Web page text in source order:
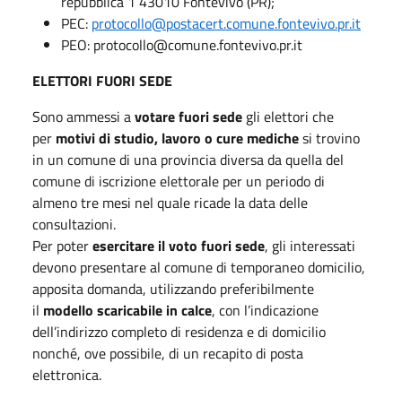
PEC: protocollo@postacert.comune.fontevivo.pr.it
PEO: protocollo@comune.fontevivo.pr.it
ELETTORI FUORI SEDE
Sono ammessi avotare fuori sede gli elettori che
per motivi di studio, lavoro o cure medichesi trovino
in un comune di una provincia diversa da quella del
comune di iscrizione elettorale per un periodo di
almeno tre mesi nel quale ricade la data delle
consultazioni.
Per poteresercitare il voto fuori sede, gli interessati
devono presentare al comune di temporaneo domicilio,
apposita domanda, utilizzando preferibilmente
il modello scaricabile in calce, con l’indicazione
dell’indirizzo completo di residenza e di domicilio
nonché, ove possibile, di un recapito di posta
elettronica.